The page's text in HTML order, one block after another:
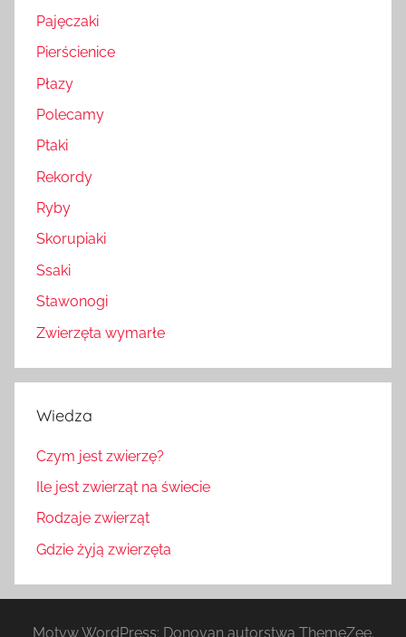
Pajęczaki
Pierścienice
Płazy
Polecamy
Ptaki
Rekordy
Ryby
Skorupiaki
Ssaki
Stawonogi
Zwierzęta wymarłe
Wiedza
Czym jest zwierzę?
Ile jest zwierząt na świecie
Rodzaje zwierząt
Gdzie żyją zwierzęta
Motyw WordPress: Donovan autorstwa ThemeZee.